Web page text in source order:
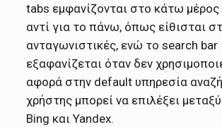
tabs εμφανίζονται στο κάτω μέρος
αντί για το πάνω, όπως είθισται
ανταγωνιστικές, ενώ το search bar
εξαφανίζεται όταν δεν
αφορά στην default υπηρεσία
χρήστης μπορεί να επιλέξει
Bing και Yandex.